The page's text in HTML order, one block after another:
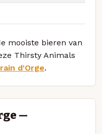
mooiste bieren van
Thirsty Animals
d'Orge.
—